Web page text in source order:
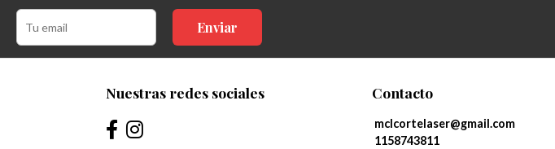
Enviar
Nuestras redes sociales Contacto
mclcortelaser@gmail.com
1158743811